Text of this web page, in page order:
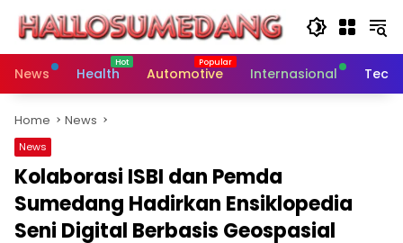
content
News
Health Automotive Internasional
Home News
News
Kolaborasi ISBI dan Pemda
Sumedang Hadirkan Ensiklopedia
Seni Digital Berbasis Geospasial